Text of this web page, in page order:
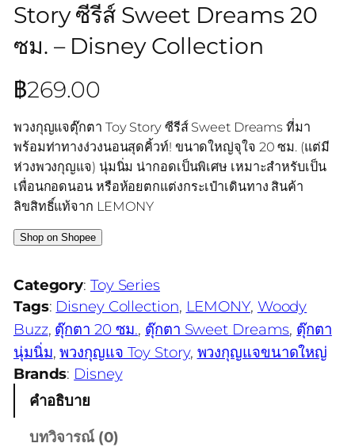
Story ซีรีส์ Sweet Dreams 20
ซม. – Disney Collection
฿269.00
พวงกุญแจตุ๊กตา Toy Story ซีรีส์ Sweet Dreams ที่มา
พร้อมท่าทางง่วงนอนสุดคิ้วท์! ขนาดใหญ่จุใจ 20 ซม. (แต่มี
ห่วงพวงกุญแจ) นุ่มนิ่ม น่ากอดเป็นพิเศษ เหมาะสำหรับเป็น
เพื่อนกอดนอน หรือห้อยตกแต่งกระเป๋าเดินทาง สินค้า
ลิขสิทธิ์แท้จาก LEMONY
Shop on Shopee
Category: Toy Series
Tags: Disney Collection, LEMONY, Woody
Buzz, ตุ๊กตา 20 ซม., ตุ๊กตา Sweet Dreams, ตุ๊กตา
นุ่มนิ่ม, พวงกุญแจ Toy Story, พวงกุญแจขนาดใหญ่
Brands: Disney
คำอธิบาย
บทวิจารณ์ (0)